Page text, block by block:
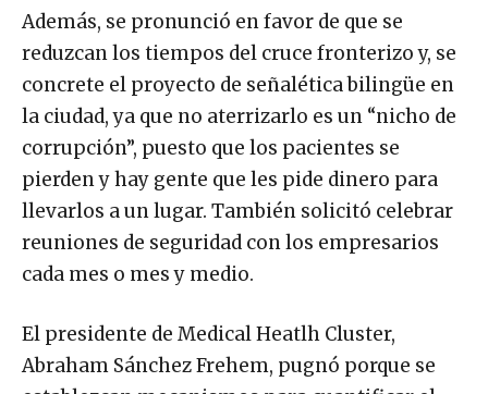
Además, se pronunció en favor de que se
reduzcan los tiempos del cruce fronterizo y, se
concrete el proyecto de señalética bilingüe en
la ciudad, ya que no aterrizarlo es un “nicho de
corrupción”, puesto que los pacientes se
pierden y hay gente que les pide dinero para
llevarlos a un lugar. También solicitó celebrar
reuniones de seguridad con los empresarios
cada mes o mes y medio.
El presidente de Medical Heatlh Cluster,
Abraham Sánchez Frehem, pugnó porque se